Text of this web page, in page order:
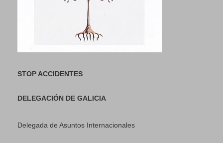
STOP ACCIDENTES
DELEGACIÓN DE GALICIA
Delegada de Asuntos Internacionales